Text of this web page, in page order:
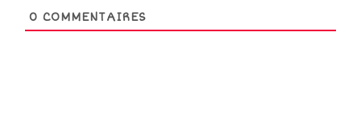
0 COMMENTAIRES